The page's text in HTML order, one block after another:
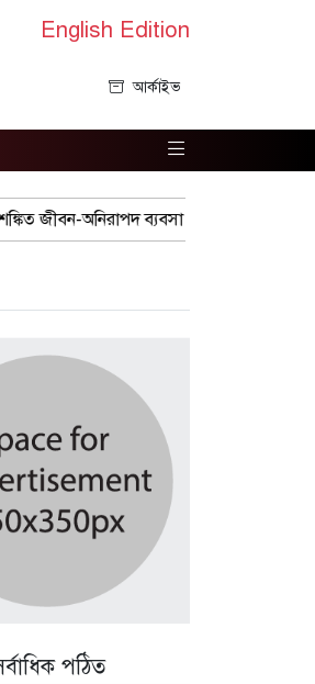
English Edition
আর্কাইভ
নিরাপত্তা চেয়ে ব্যবসায়ীর সংবাদ
পঠিত